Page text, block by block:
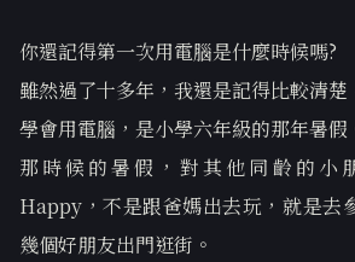
你還記得第一次用電腦是什麼時候嗎?
雖然過了十多年，我還是記得比較清
學會用電腦，是小學六年級的那年暑假
那時候的暑假，對其他同齡的小
Happy，不是跟爸媽出去玩，就是去
幾個好朋友出門逛街。